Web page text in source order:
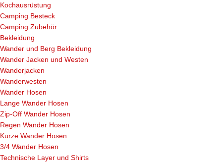
Kochausrüstung
Camping Besteck
Camping Zubehör
Bekleidung
Wander und Berg Bekleidung
Wander Jacken und Westen
Wanderjacken
Wanderwesten
Wander Hosen
Lange Wander Hosen
Zip-Off Wander Hosen
Regen Wander Hosen
Kurze Wander Hosen
3/4 Wander Hosen
Technische Layer und Shirts